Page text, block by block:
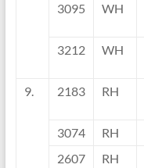
3095
WH
3212 WH
9. 2183 RH
3074 RH
2607
RH